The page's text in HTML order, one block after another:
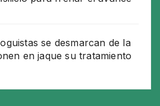
se desmarcan de la
en jaque su tratamiento